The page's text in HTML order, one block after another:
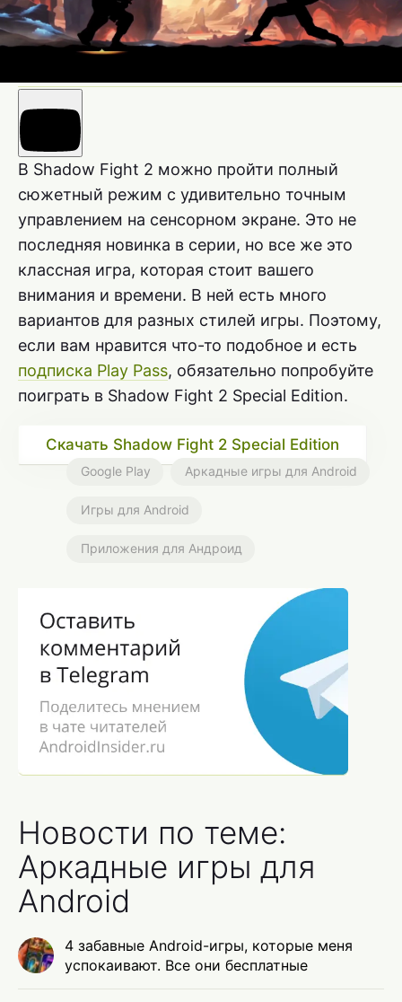
В Shadow Fight 2 можно пройти полный
сюжетный режим с удивительно точным
управлением на сенсорном экране. Это не
последняя новинка в серии, но все же это
классная игра, которая стоит вашего
внимания и времени. В ней есть много
вариантов для разных стилей игры. Поэтому,
если вам нравится что-то подобное и есть
подписка Play Pass, обязательно попробуйте
поиграть в Shadow Fight 2 Special Edition.
Скачать Shadow Fight 2 Special Edition
Google Play Аркадные игры для Android
Игры для Android
Приложения для Андроид
Новости по теме:
Аркадные игры для
Android
4 забавные Android-игры, которые меня
успокаивают. Все они бесплатные